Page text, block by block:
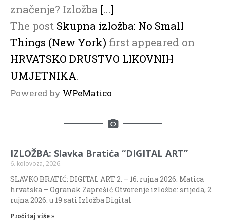
značenje? Izložba […]
The post Skupna izložba: No Small
Things (New York) first appeared on
HRVATSKO DRUSTVO LIKOVNIH
UMJETNIKA.
Powered by WPeMatico
IZLOŽBA: Slavka Bratića “DIGITAL ART”
6. kolovoza, 2026.
SLAVKO BRATIĆ: DIGITAL ART 2. – 16. rujna 2026. Matica
hrvatska – Ogranak Zaprešić Otvorenje izložbe: srijeda, 2.
rujna 2026. u 19 sati Izložba Digital
Pročitaj više »